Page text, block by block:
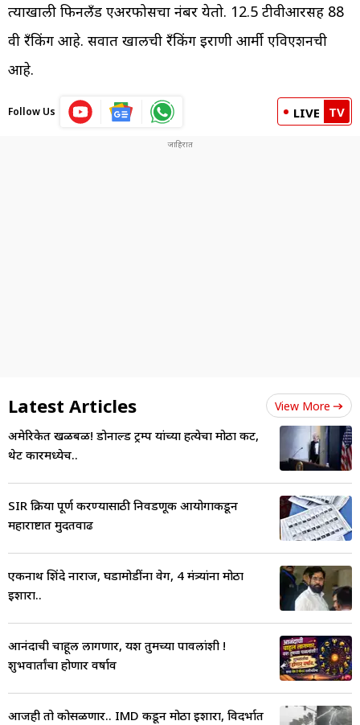
त्याखाली फिनलँड एअरफोर्सचा नंबर येतो. 12.5 टीवीआरसह 88
वी रँकिंग आहे. सर्वात खालची रँकिंग इराणी आर्मी एविएशनची
आहे.
Follow Us LIVE TV
Latest Articles View More
अमेरिकेत खळबळ! डोनाल्ड ट्रम्प यांच्या हत्येचा मोठा कट,
थेट कारमध्येच..
SIR प्रक्रिया पूर्ण करण्यासाठी निवडणूक आयोगाकडून
महाराष्टात मुदतवाढ
एकनाथ शिंदे नाराज, घडामोडींना वेग, 4 मंत्र्यांना मोठा
इशारा..
आनंदाची चाहूल लागणार, यश तुमच्या पावलांशी !
शुभवार्तांचा होणार वर्षाव
आजही तो कोसळणार.. IMD कडून मोठा इशारा, विदर्भात